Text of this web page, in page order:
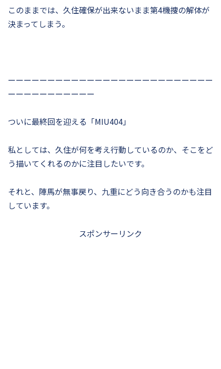
このままでは、久住確保が出来ないまま第4機捜の解体が
決まってしまう。
ーーーーーーーーーーーーーーーーーーーーーーーーーー
ーーーーーーーーーーー
ついに最終回を迎える「MIU404」
私としては、久住が何を考え行動しているのか、そこをど
う描いてくれるのかに注目したいです。
それと、陣馬が無事戻り、九重にどう向き合うのかも注目
しています。
スポンサーリンク